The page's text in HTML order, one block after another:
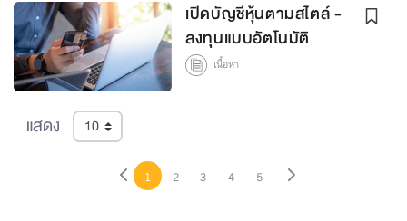
เปิดบัญชีหุ้นตามสไตล์ -
ลงทุนแบบอัตโนมัติ
เนื้อหา
แสดง
1 2 3 4 5